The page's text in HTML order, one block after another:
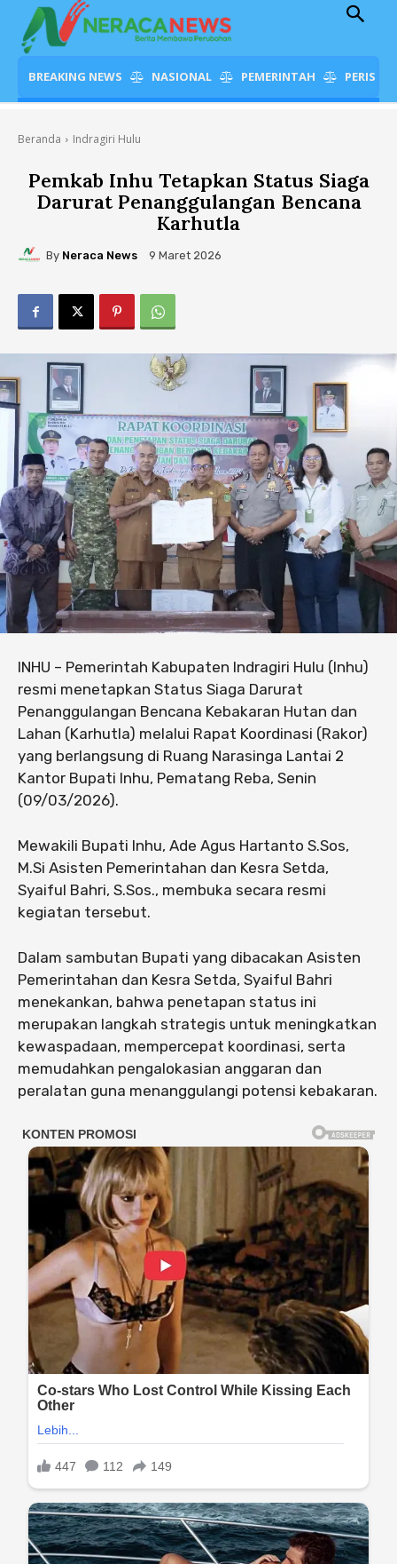
BREAKING NEWS NASIONAL PEMERINTAH
Beranda Indragiri Hulu
Pemkab Inhu Tetapkan Status Siaga
Darurat Penanggulangan Bencana
Karhutla
By Neraca News 9 Maret 2026
INHU – Pemerintah Kabupaten Indragiri Hulu (Inhu)
resmi menetapkan Status Siaga Darurat
Penanggulangan Bencana Kebakaran Hutan dan
Lahan (Karhutla) melalui Rapat Koordinasi (Rakor)
yang berlangsung di Ruang Narasinga Lantai 2
Kantor Bupati Inhu, Pematang Reba, Senin
(09/03/2026).
Mewakili Bupati Inhu, Ade Agus Hartanto S.Sos,
M.Si Asisten Pemerintahan dan Kesra Setda,
Syaiful Bahri, S.Sos., membuka secara resmi
kegiatan tersebut.
Dalam sambutan Bupati yang dibacakan Asisten
Pemerintahan dan Kesra Setda, Syaiful Bahri
menekankan, bahwa penetapan status ini
merupakan langkah strategis untuk meningkatkan
kewaspadaan, mempercepat koordinasi, serta
memudahkan pengalokasian anggaran dan
peralatan guna menanggulangi potensi kebakaran.